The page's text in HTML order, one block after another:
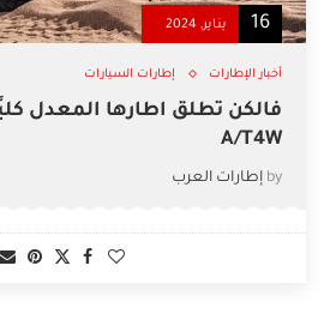
16 يناير, 2024
أخبار الإطارات إطارات السيارات
A/T4W
by إطارات العرب